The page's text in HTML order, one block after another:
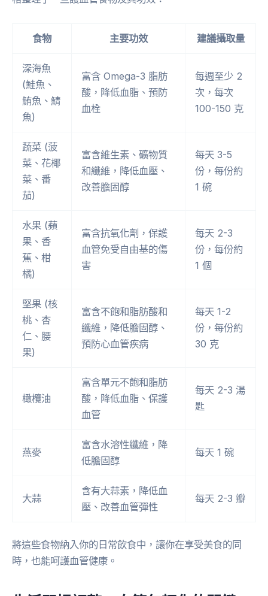
食物 主要功效 建議攝取量
深海魚
(鮭魚、
鮪魚、鯖
魚)
富含 Omega-3 脂肪
酸，降低血脂、預防
血栓
每週至少 2
次，每次
100-150 克
蔬菜 (菠
菜、花椰
菜、番
茄)
富含維生素、礦物質
和纖維，降低血壓、
改善膽固醇
每天 3-5
份，每份約
1 碗
水果 (蘋
果、香
蕉、柑
橘)
富含抗氧化劑，保護
血管免受自由基的傷
害
每天 2-3
份，每份約
1 個
堅果 (核
桃、杏
仁、腰
果)
富含不飽和脂肪酸和
纖維，降低膽固醇、
預防心血管疾病
每天 1-2
份，每份約
30 克
橄欖油
富含單元不飽和脂肪
酸，降低血脂、保護
血管
每天 2-3 湯
匙
燕麥
富含水溶性纖維，降
低膽固醇
每天 1 碗
大蒜
含有大蒜素，降低血
壓、改善血管彈性
每天 2-3 瓣
將這些食物納入你的日常飲食中，讓你在享受美食的同
時，也能呵護血管健康。